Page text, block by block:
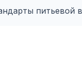
питьевой